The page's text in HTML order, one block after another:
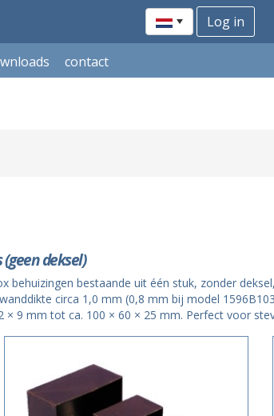
contact
deksel)
behuizingen bestaande uit één stuk, zonder
circa 1,0 mm (0,8 mm bij model
× 9 mm tot ca. 100 × 60 × 25 mm. Perfect voor